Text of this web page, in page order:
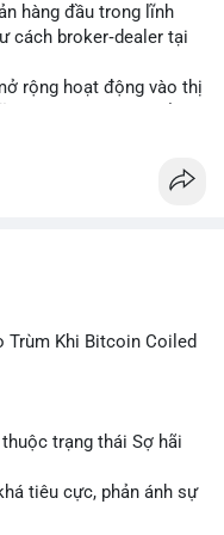
trọng, tránh hành động
24-48 giờ tới. Nếu
là chuyển ví nội bộ, ít
có xác nhận xu
hàng đầu trong lĩnh
cách broker‑dealer tại
rộng hoạt động vào thị
cho các tài sản
Wintermute trong
#brokerdealer
Trùm Khi Bitcoin Coiled
trạng thái Sợ hãi
tiêu cực, phản ánh sự